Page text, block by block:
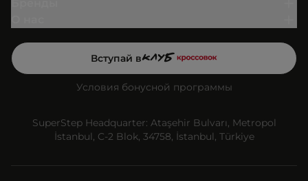
Вступай в
Условия бонусной программы
SuperStep Headquarter: Ataşehir Bulvarı, Metropol
İstanbul, C-2 Blok, 34758, İstanbul, Türkiye